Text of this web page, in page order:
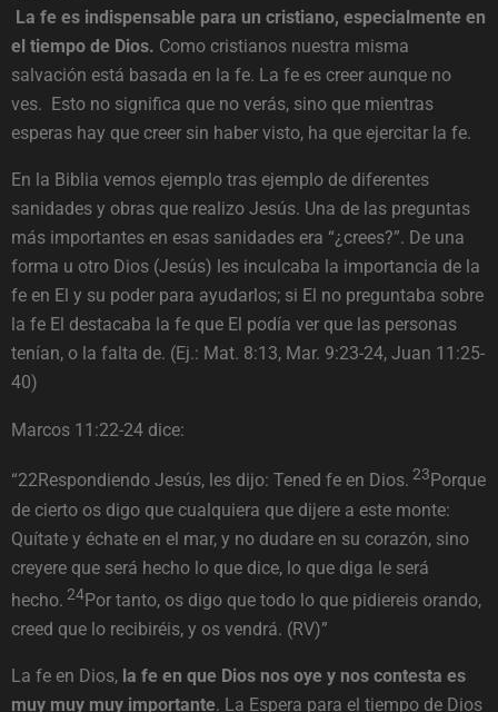
La fe es indispensable para un cristiano, especialmente en
el tiempo de Dios. Como cristianos nuestra misma
salvación está basada en la fe. La fe es creer aunque no
ves. Esto no significa que no verás, sino que mientras
esperas hay que creer sin haber visto, ha que ejercitar la fe.
En la Biblia vemos ejemplo tras ejemplo de diferentes
sanidades y obras que realizo Jesús. Una de las preguntas
más importantes en esas sanidades era “¿crees?”. De una
forma u otro Dios (Jesús) les inculcaba la importancia de la
fe en El y su poder para ayudarlos; si El no preguntaba sobre
la fe El destacaba la fe que El podía ver que las personas
tenían, o la falta de. (Ej.: Mat. 8:13, Mar. 9:23-24, Juan 11:25-
40)
Marcos 11:22-24 dice:
“22Respondiendo Jesús, les dijo: Tened fe en Dios. 23 Porque
de cierto os digo que cualquiera que dijere a este monte:
Quítate y échate en el mar, y no dudare en su corazón, sino
creyere que será hecho lo que dice, lo que diga le será
hecho. 24Por tanto, os digo que todo lo que pidiereis orando,
creed que lo recibiréis, y os vendrá. (RV)”
La fe en Dios, la fe en que Dios nos oye y nos contesta es
muy muy muy importante. La Espera para el tiempo de Dios